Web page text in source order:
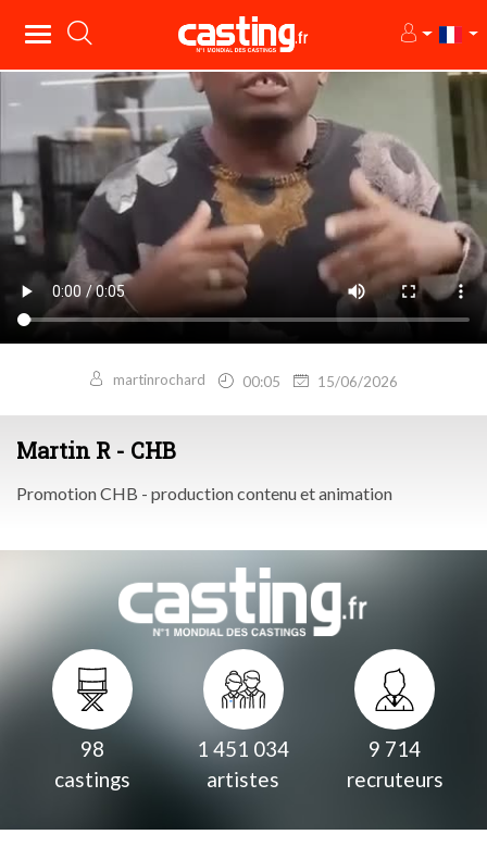
martinrochard 00:05 15/06/2026
Martin R - CHB
Promotion CHB - production contenu et animation
98
castings
1 451 034
artistes
9 714
recruteurs